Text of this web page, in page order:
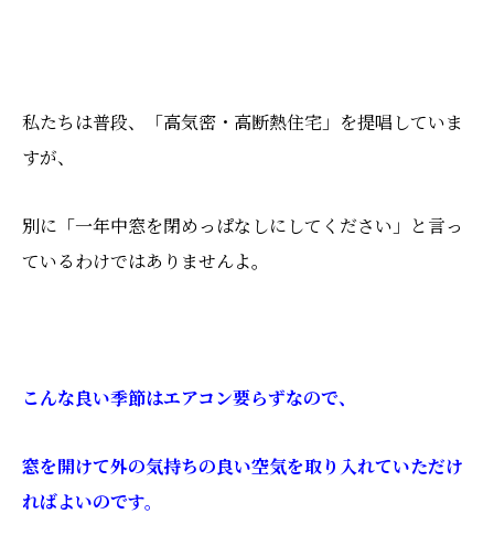
私たちは普段、「高気密・高断熱住宅」を提唱していま
すが、
別に「一年中窓を閉めっぱなしにしてください」と言っ
ているわけではありませんよ。
こんな良い季節はエアコン要らずなので、
窓を開けて外の気持ちの良い空気を取り入れていただけ
ればよいのです。